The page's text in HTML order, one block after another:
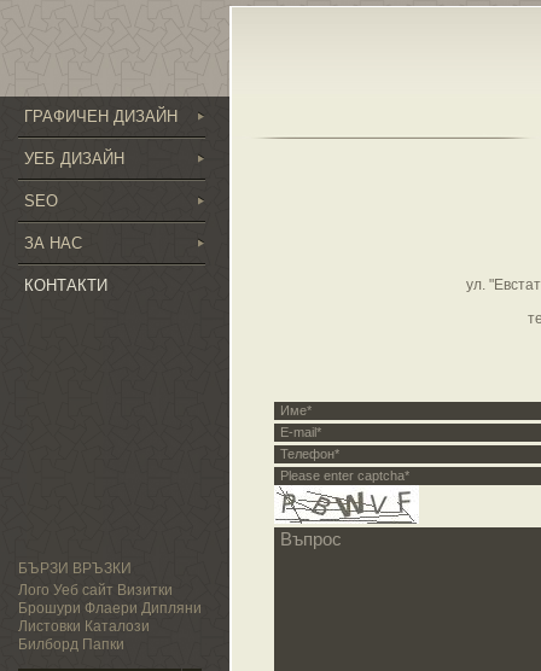
ГРАФИЧЕН ДИЗАЙН
УЕБ ДИЗАЙН
SEO
ЗА НАС
КОНТАКТИ
БЪРЗИ ВРЪЗКИ
Лого Уеб сайт Визитки
Брошури Флаери Дипляни
Листовки Каталози
Билборд Папки
ул.